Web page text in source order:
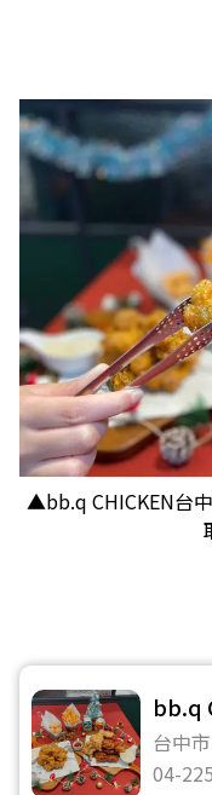
▲bb.q CHICKEN台
bb.q
台中
中大
04-